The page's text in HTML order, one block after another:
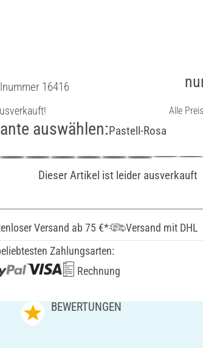
16416
Alle
auswählen:Pastell-Rosa
Dieser Artikel ist leider ausverkauft
Versand ab 75 €*
Versand mit DHL
Zahlungsarten:
Rechnung
BEWERTUNGEN